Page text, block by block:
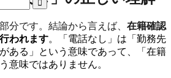
分です。結論から言えば、 在籍確認
われます。「電話なし」は「勤務先
ある」という意味であって、「在籍
意味ではありません。